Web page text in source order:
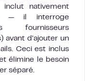
nativement
— il interroge
fournisseurs
avant d’ajouter un
Ceci est inclus
élimine le besoin
séparé.